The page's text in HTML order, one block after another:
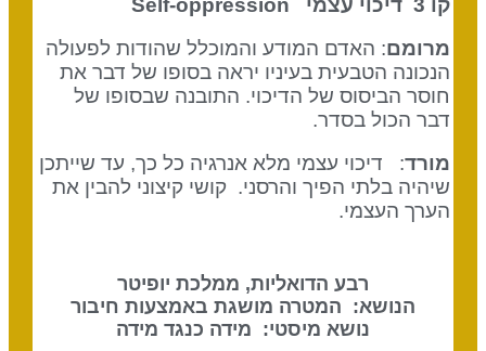
קו 3 דיכוי עצמי
Self-oppression
מרומם: האדם המודע והמוכלל שהודות לפעולה
הנכונה הטבעית בעיניו יראה בסופו של דבר את
חוסר הביסוס של הדיכוי. התובנה שבסופו של
דבר הכול בסדר.
מורד: דיכוי עצמי מלא אנרגיה כל כך, עד שייתכן
שיהיה בלתי הפיך והרסני. קושי קיצוני להבין את
הערך העצמי.
רבע הדואליות, ממלכת יופיטר
הנושא: המטרה מושגת באמצעות חיבור
נושא מיסטי: מידה כנגד מידה